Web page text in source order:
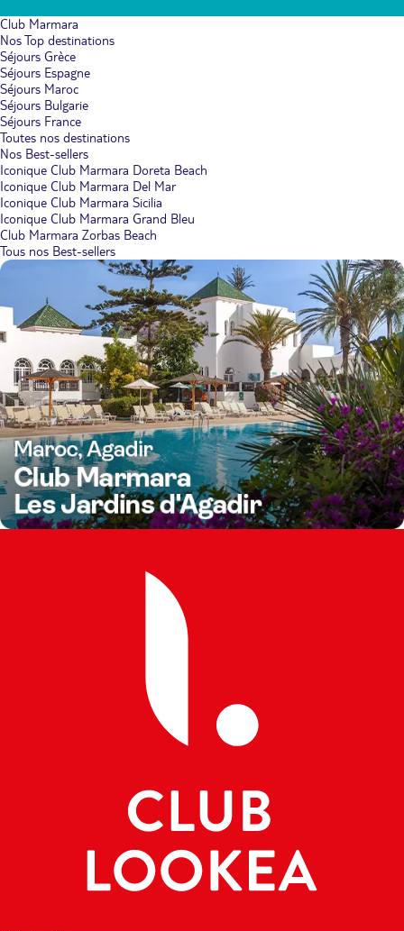
Club Marmara
Nos Top destinations
Séjours Grèce
Séjours Espagne
Séjours Maroc
Séjours Bulgarie
Séjours France
Toutes nos destinations
Nos Best-sellers
Iconique Club Marmara Doreta Beach
Iconique Club Marmara Del Mar
Iconique Club Marmara Sicilia
Iconique Club Marmara Grand Bleu
Club Marmara Zorbas Beach
Tous nos Best-sellers